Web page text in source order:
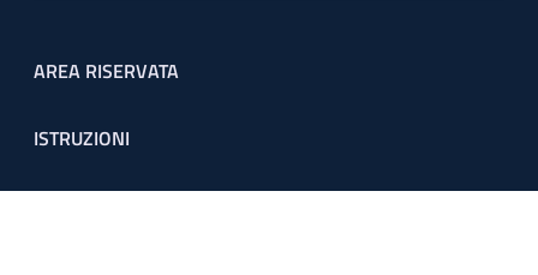
Footer menu
AREA RISERVATA
ISTRUZIONI